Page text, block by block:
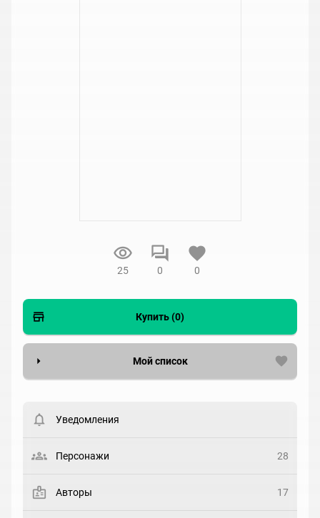
25 0 0
Купить (0)
Мой список
Статус
Уведомления
Персонажи 28
Авторы 17